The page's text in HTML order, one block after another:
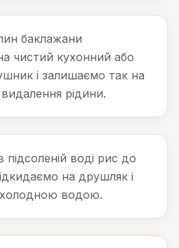
баклажани
чистий кухонний або
і залишаємо так на
рідини.
воді рис до
на друшляк і
водою.